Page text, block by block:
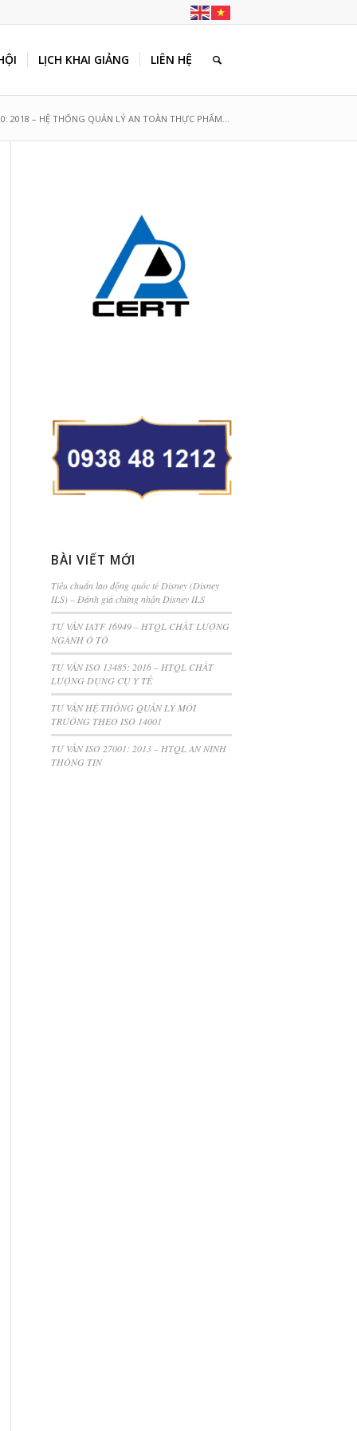
LỊCH KHAI GIẢNG LIÊN HỆ
2018 – HỆ THỐNG QUẢN LÝ AN TOÀN THỰC PHẨM...
BÀI VIẾT MỚI
Tiêu chuẩn lao động quốc tế Disney (Disney
ILS) – Đánh giá chứng nhận Disney ILS
TƯ VẤN IATF 16949 – HTQL CHẤT LƯỢNG
NGÀNH Ô TÔ
TƯ VẤN ISO 13485: 2016 – HTQL CHẤT
LƯỢNG DỤNG CỤ Y TẾ
TƯ VẤN HỆ THỐNG QUẢN LÝ MÔI
TRƯỜNG THEO ISO 14001
TƯ VẤN ISO 27001: 2013 – HTQL AN NINH
THÔNG TIN